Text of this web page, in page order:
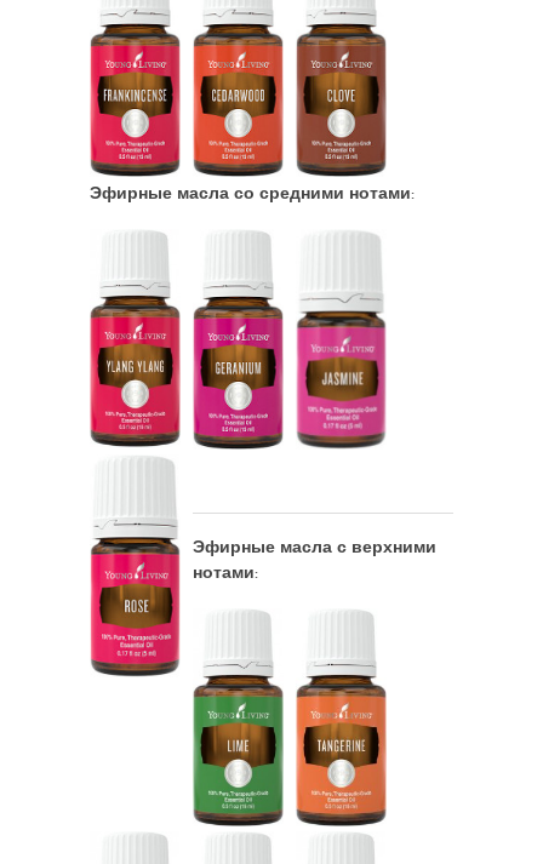
Эфирные масла со средними нотами:
Эфирные масла с верхними
нотами: